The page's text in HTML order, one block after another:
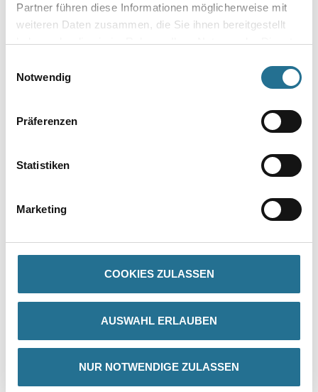
Partner führen diese Informationen möglicherweise mit
weiteren Daten zusammen, die Sie ihnen bereitgestellt
haben oder die sie im Rahmen Ihrer Nutzung der Dienste
Notwendig
Präferenzen
Statistiken
Marketing
COOKIES ZULASSEN
AUSWAHL ERLAUBEN
NUR NOTWENDIGE ZULASSEN
Umrechnungsfaktoren
Produkteigenschaft
- 100 % lichtecht
- Vergilbungsfrei
- Dauerelastisch – reißt nicht
- Für innen und außen
- Überstreichbar mit handelsüblichen Dispersionsfarben und
Verarbeitungstemp./Luftfeuchte
Während der gesamten Verarbeitungs- und Trocknungszeit darf